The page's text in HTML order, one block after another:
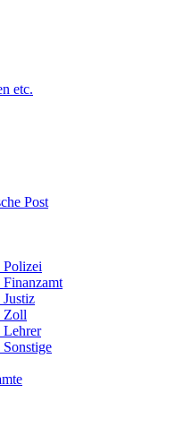
etc.
Post
Polizei
Finanzamt
Justiz
Zoll
Lehrer
Sonstige